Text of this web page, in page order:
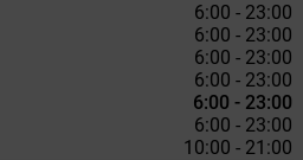
6:00 - 23:00
6:00 - 23:00
6:00 - 23:00
6:00 - 23:00
6:00 - 23:00
6:00 - 23:00
10:00 - 21:00